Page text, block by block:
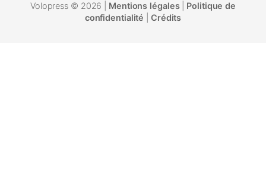
Volopress © 2026 | Mentions légales| Politique de
confidentialité
Crédits